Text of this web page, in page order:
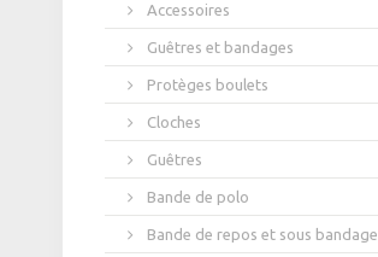
Accessoires
Guêtres et bandages
Protèges boulets
Cloches
Guêtres
Bande de polo
Bande de repos et sous bandage